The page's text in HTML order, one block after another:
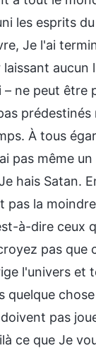
les esprits
Je l'ai
aucun
ne peut être
prédestinés
À tous
même un
hais Satan.
pas la
à-dire ceux
pas que
l'univers et
quelque
pas
ce que Je